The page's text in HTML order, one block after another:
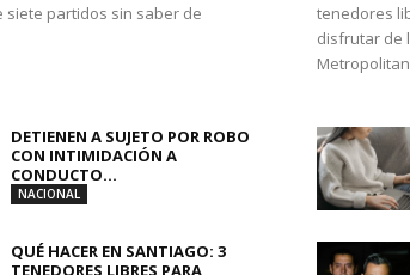
siete partidos sin saber de
tenedores
disfrutar de
DETIENEN A SUJETO POR ROBO
CON INTIMIDACIÓN A
CONDUCTO...
NACIONAL
QUÉ HACER EN SANTIAGO: 3
TENEDORES LIBRES PARA